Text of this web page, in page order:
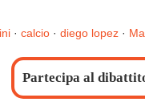
· calcio · diego lopez ·
Partecipa al